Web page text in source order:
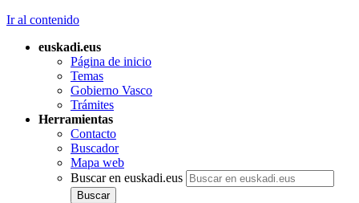
Ir al contenido
euskadi.eus
Página de inicio
Temas
Gobierno Vasco
Trámites
Herramientas
Contacto
Buscador
Mapa web
Buscar en euskadi.eus